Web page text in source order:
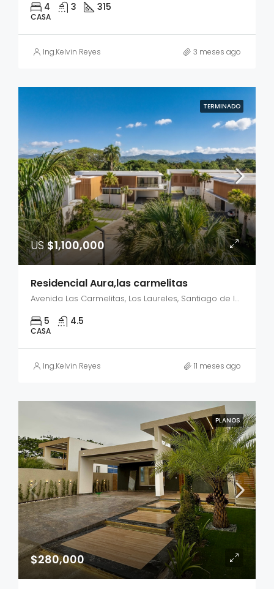
4 3 315
CASA
Ing.Kelvin Reyes 3 meses ago
TERMINADO
US$1,100,000
Residencial Aura,las carmelitas
Avenida Las Carmelitas, Los Laureles, Santiago de los Caballeros, Santiago, 51063, República Dominicana
5 4.5
CASA
Ing.Kelvin Reyes 11 meses ago
PLANOS
$280,000